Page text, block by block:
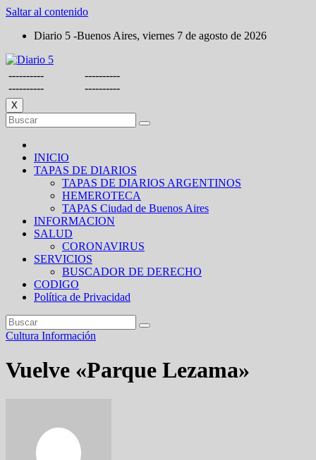
Saltar al contenido
Diario 5 -Buenos Aires, viernes 7 de agosto de 2026
----------
----------
----------
----------
X
INICIO
TAPAS DE DIARIOS
TAPAS DE DIARIOS ARGENTINOS
HEMEROTECA
TAPAS Ciudad de Buenos Aires
INFORMACION
SALUD
CORONAVIRUS
SERVICIOS
BUSCADOR DE DERECHO
CODIGO
Política de Privacidad
Cultura Información
Vuelve «Parque Lezama»